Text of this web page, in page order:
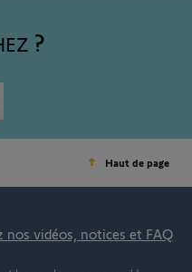
Haut de page
nos vidéos, notices et FAQ